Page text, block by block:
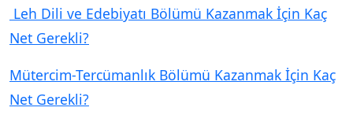
Leh Dili ve Edebiyatı Bölümü Kazanmak İçin Kaç
Net Gerekli?
Mütercim-Tercümanlık Bölümü Kazanmak İçin Kaç
Net Gerekli?